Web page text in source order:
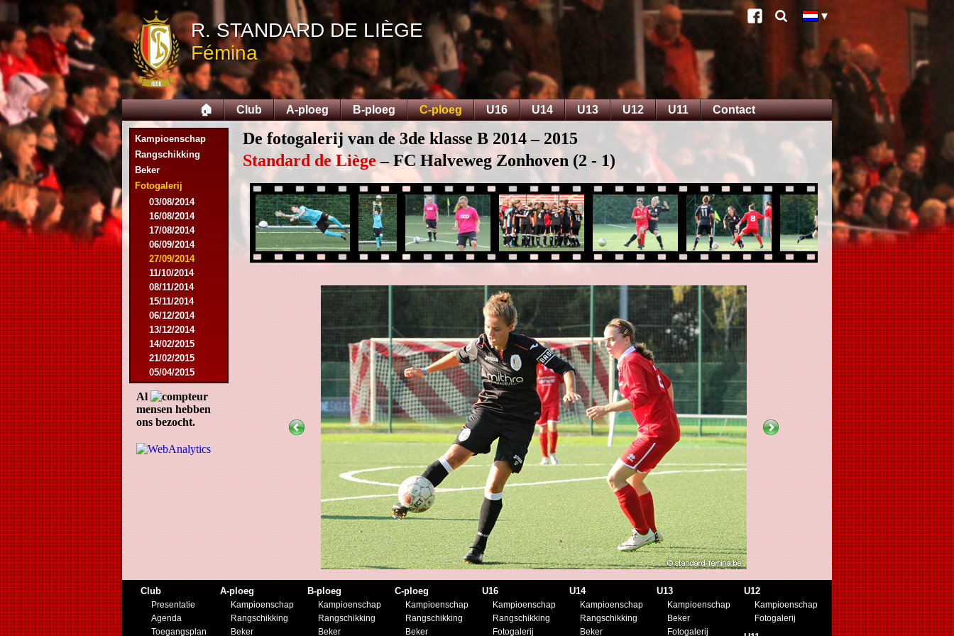
R. STANDARD DE LIÈGE
Fémina
🏠 Club A-ploeg B-ploeg C-ploeg U16 U14 U13 U12 U11 Contact
Kampioenschap
Rangschikking
Beker
Fotogalerij
03/08/2014
16/08/2014
17/08/2014
06/09/2014
27/09/2014
11/10/2014
08/11/2014
15/11/2014
06/12/2014
13/12/2014
14/02/2015
21/02/2015
05/04/2015
23/05/2015
30/05/2015
12/08/2015
15/08/2015
22/08/2015
12/09/2015
03/09/2016
17/09/2016
10/01/2017
18/02/2017
Al
mensen hebben
ons bezocht.
De fotogalerij van de 3de klasse B 2014 – 2015
Standard de Liège– FC Halveweg Zonhoven (2 - 1)
Club
Presentatie
Agenda
Toegangsplan
A-ploeg
Kampioenschap
Rangschikking
Beker
B-ploeg
Kampioenschap
Rangschikking
Beker
C-ploeg
Kampioenschap
Rangschikking
Beker
U16
Kampioenschap
Rangschikking
Fotogalerij
U14
Kampioenschap
Rangschikking
Beker
U13
Kampioenschap
Beker
Fotogalerij
U12
Kampioenschap
Fotogalerij